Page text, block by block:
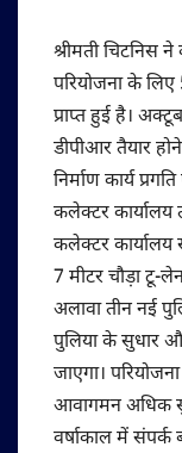
श्रीमती चिटनिस
परियोजना के
प्राप्त हुई है।
डीपीआर तैयार
निर्माण कार्य
कलेक्टर कार्यालय
कलेक्टर कार्यालय
7 मीटर चौड़ा टू-
अलावा तीन नई
पुलिया के सुधार
जाएगा।
आवागमन अधिक
वर्षाकाल में संपर्क